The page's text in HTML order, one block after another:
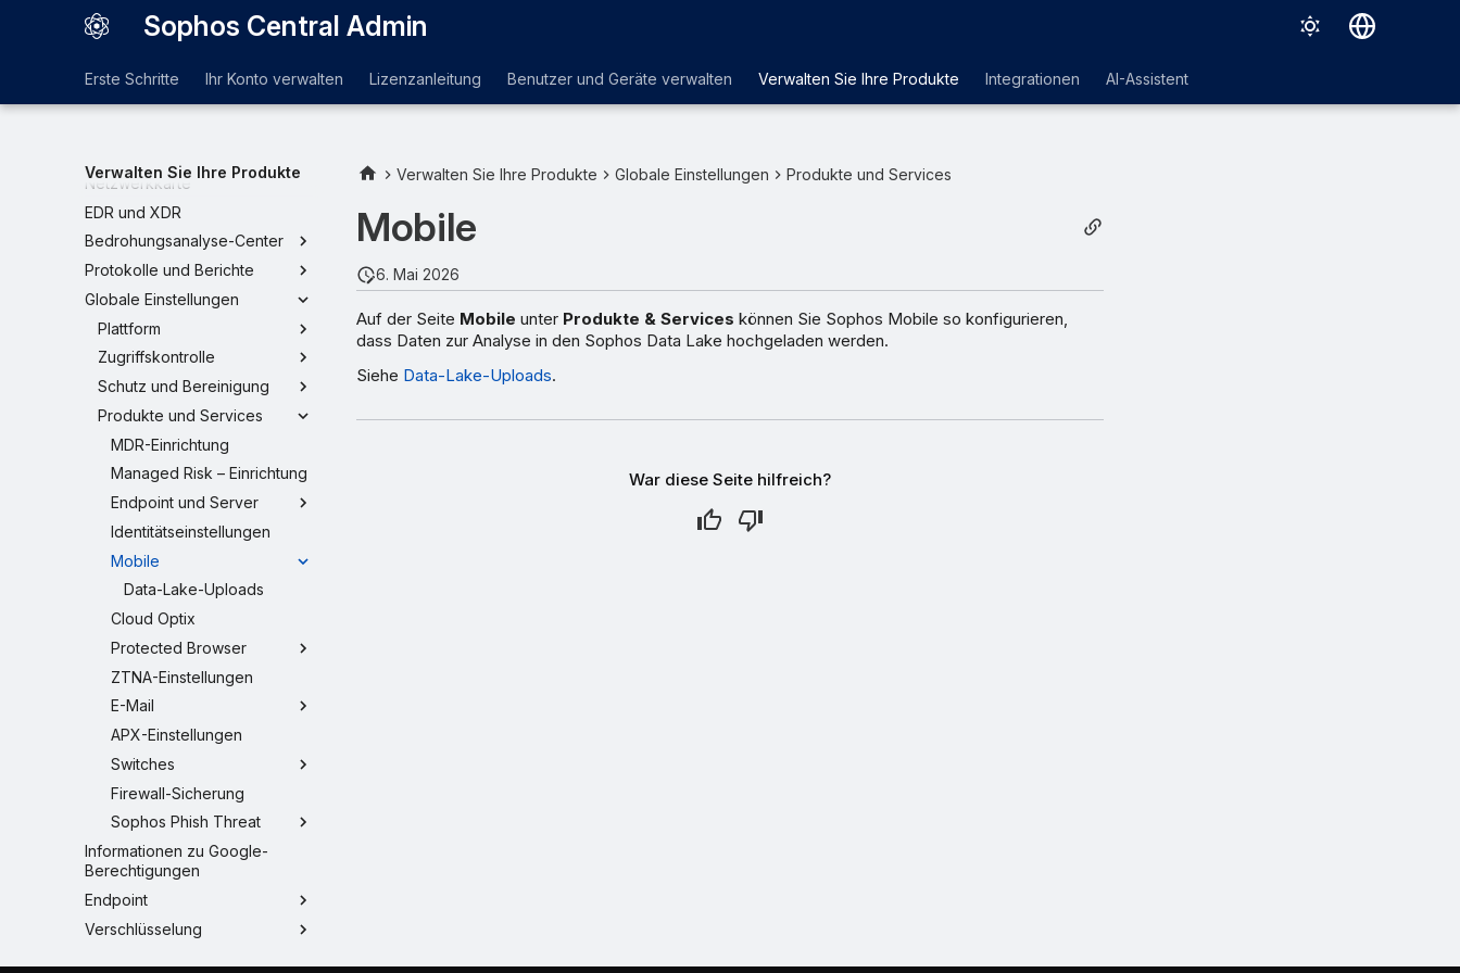
Sophos Central Admin
Erste Schritte Ihr Konto verwalten Lizenzanleitung Benutzer und Geräte verwalten Verwalten Sie Ihre Produkte Integrationen AI-Assistent
Verwalten Sie Ihre Produkte
Netzwerkkarte
EDR und XDR
Bedrohungsanalyse-Center
Protokolle und Berichte
Globale Einstellungen
Plattform
Zugriffskontrolle
Schutz und Bereinigung
Produkte und Services
MDR-Einrichtung
Managed Risk – Einrichtung
Endpoint und Server
Identitätseinstellungen
Mobile
Data-Lake-Uploads
Cloud Optix
Protected Browser
ZTNA-Einstellungen
E-Mail
APX-Einstellungen
Switches
Firewall-Sicherung
Sophos Phish Threat
Informationen zu Google-
Berechtigungen
Endpoint
Verschlüsselung
Verwalten Sie Ihre Produkte Globale Einstellungen Produkte und Services
Mobile
6. Mai 2026
Auf der Seite Mobile unter Produkte & Services können Sie Sophos Mobile so konfigurieren,
dass Daten zur Analyse in den Sophos Data Lake hochgeladen werden.
Siehe Data-Lake-Uploads.
War diese Seite hilfreich?